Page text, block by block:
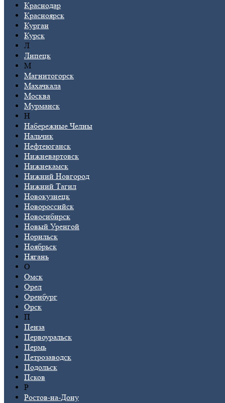
Краснодар
Красноярск
Курган
Курск
Л
Липецк
М
Магнитогорск
Махачкала
Москва
Мурманск
Н
Набережные Челны
Нальчик
Нефтеюганск
Нижневартовск
Нижнекамск
Нижний Новгород
Нижний Тагил
Новокузнецк
Новороссийск
Новосибирск
Новый Уренгой
Норильск
Ноябрьск
Нягань
О
Омск
Орел
Оренбург
Орск
П
Пенза
Первоуральск
Пермь
Петрозаводск
Подольск
Псков
Р
Ростов-на-Дону